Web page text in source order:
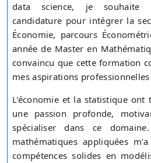
data science, je souhaite
candidature pour intégrer la
Économie, parcours
année de Master en
convaincu que cette formation
mes aspirations
L'économie et la statistique ont
une passion profonde,
spécialiser dans ce
mathématiques appliquées
compétences solides en